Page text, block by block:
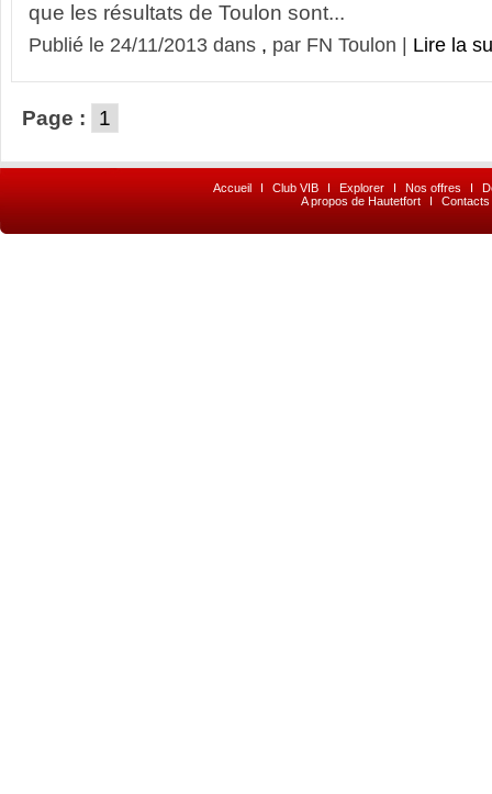
que les résultats de Toulon sont...
Publié le 24/11/2013 dans , par FN Toulon | Lire la
Page : 1
Accueil I Club VIB I Explorer I Nos offres I
A propos de Hautetfort
I Contacts